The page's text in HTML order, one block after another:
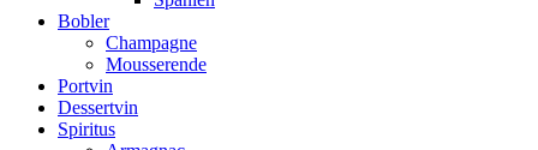
Bobler
Champagne
Mousserende
Portvin
Dessertvin
Spiritus